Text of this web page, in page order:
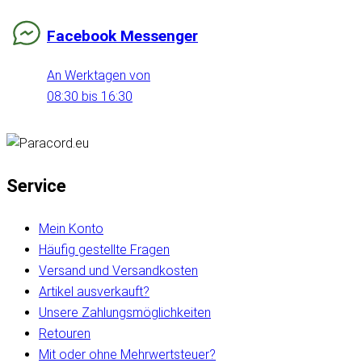
Facebook Messenger
An Werktagen von
08:30 bis 16:30
Service
Mein Konto
Häufig gestellte Fragen
Versand und Versandkosten
Artikel ausverkauft?
Unsere Zahlungsmöglichkeiten
Retouren
Mit oder ohne Mehrwertsteuer?